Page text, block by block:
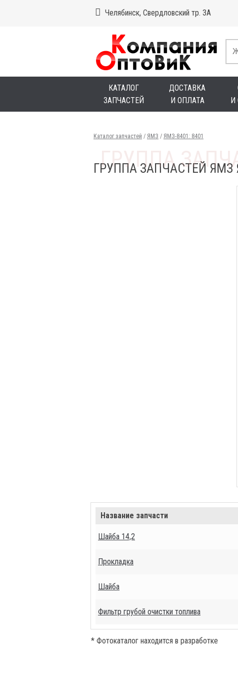
Челябинск, Свердловский тр. 3А
КАТАЛОГ
ЗАПЧАСТЕЙ
ДОСТАВКА
И ОПЛАТА
И
Каталог запчастей / ЯМЗ / ЯМЗ-8401: 8401
ГРУППА ЗАПЧАСТЕЙ ЯМЗ
Название запчасти
Шайба 14,2
Прокладка
Шайба
Фильтр грубой очистки топлива
* Фотокаталог находится в разработке